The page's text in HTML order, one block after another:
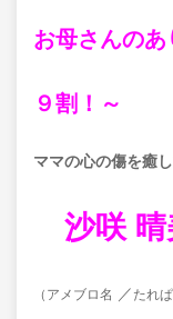
お母さんのあ
９割！～
ママの心の傷を癒し
沙咲 晴
（アメブロ名 ／ たれぱ